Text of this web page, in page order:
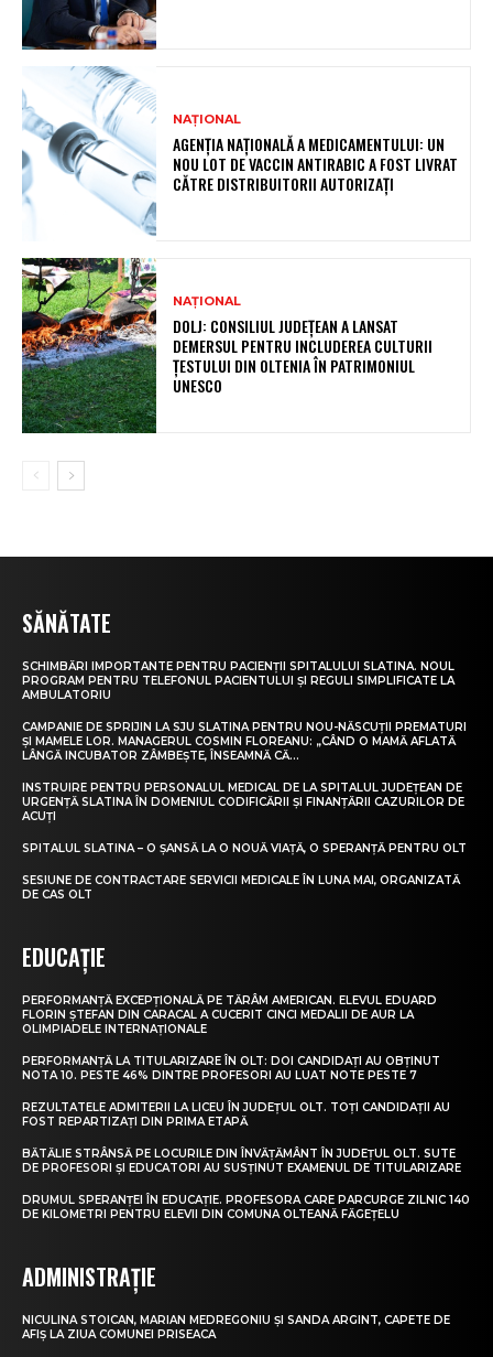
NAȚIONAL
AGENȚIA NAȚIONALĂ A MEDICAMENTULUI: UN
NOU LOT DE VACCIN ANTIRABIC A FOST LIVRAT
CĂTRE DISTRIBUITORII AUTORIZAȚI
NAȚIONAL
DOLJ: CONSILIUL JUDEȚEAN A LANSAT
DEMERSUL PENTRU INCLUDEREA CULTURII
ȚESTULUI DIN OLTENIA ÎN PATRIMONIUL
UNESCO
SĂNĂTATE
SCHIMBĂRI IMPORTANTE PENTRU PACIENȚII SPITALULUI SLATINA. NOUL
PROGRAM PENTRU TELEFONUL PACIENTULUI ȘI REGULI SIMPLIFICATE LA
AMBULATORIU
CAMPANIE DE SPRIJIN LA SJU SLATINA PENTRU NOU-NĂSCUȚII PREMATURI
ȘI MAMELE LOR. MANAGERUL COSMIN FLOREANU: „CÂND O MAMĂ AFLATĂ
LÂNGĂ INCUBATOR ZÂMBEȘTE, ÎNSEAMNĂ CĂ...
INSTRUIRE PENTRU PERSONALUL MEDICAL DE LA SPITALUL JUDEȚEAN DE
URGENȚĂ SLATINA ÎN DOMENIUL CODIFICĂRII ȘI FINANȚĂRII CAZURILOR DE
ACUȚI
SPITALUL SLATINA – O ȘANSĂ LA O NOUĂ VIAȚĂ, O SPERANȚĂ PENTRU OLT
SESIUNE DE CONTRACTARE SERVICII MEDICALE ÎN LUNA MAI, ORGANIZATĂ
DE CAS OLT
EDUCAȚIE
PERFORMANȚĂ EXCEPȚIONALĂ PE TĂRÂM AMERICAN. ELEVUL EDUARD
FLORIN ȘTEFAN DIN CARACAL A CUCERIT CINCI MEDALII DE AUR LA
OLIMPIADELE INTERNAȚIONALE
PERFORMANȚĂ LA TITULARIZARE ÎN OLT: DOI CANDIDAȚI AU OBȚINUT
NOTA 10. PESTE 46% DINTRE PROFESORI AU LUAT NOTE PESTE 7
REZULTATELE ADMITERII LA LICEU ÎN JUDEȚUL OLT. TOȚI CANDIDAȚII AU
FOST REPARTIZAȚI DIN PRIMA ETAPĂ
BĂTĂLIE STRÂNSĂ PE LOCURILE DIN ÎNVĂȚĂMÂNT ÎN JUDEȚUL OLT. SUTE
DE PROFESORI ȘI EDUCATORI AU SUSȚINUT EXAMENUL DE TITULARIZARE
DRUMUL SPERANȚEI ÎN EDUCAȚIE. PROFESORA CARE PARCURGE ZILNIC 140
DE KILOMETRI PENTRU ELEVII DIN COMUNA OLTEANĂ FĂGEȚELU
ADMINISTRAȚIE
NICULINA STOICAN, MARIAN MEDREGONIU ȘI SANDA ARGINT, CAPETE DE
AFIȘ LA ZIUA COMUNEI PRISEACA